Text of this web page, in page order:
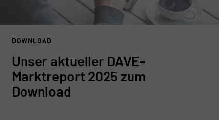
DOWNLOAD
Unser aktueller DAVE-
Marktreport 2025 zum
Download